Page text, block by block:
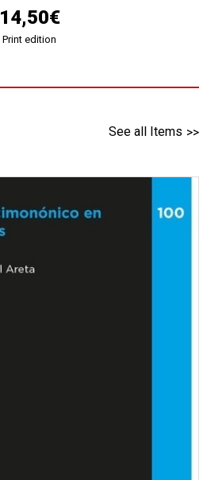
14,50€
Print edition
See all Items